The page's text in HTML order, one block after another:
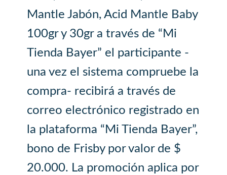
Mantle Jabón, Acid Mantle Baby
100gr y 30gr a través de “Mi
Tienda Bayer” el participante -
una vez el sistema compruebe la
compra- recibirá a través de
correo electrónico registrado en
la plataforma “Mi Tienda Bayer”,
bono de Frisby por valor de $
20.000. La promoción aplica por